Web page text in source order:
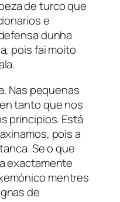
de turco que
e
dunha
pois fai moito
Nas pequenas
tanto que nos
principios. Está
pois a
Se o que
exactamente
mentres
de